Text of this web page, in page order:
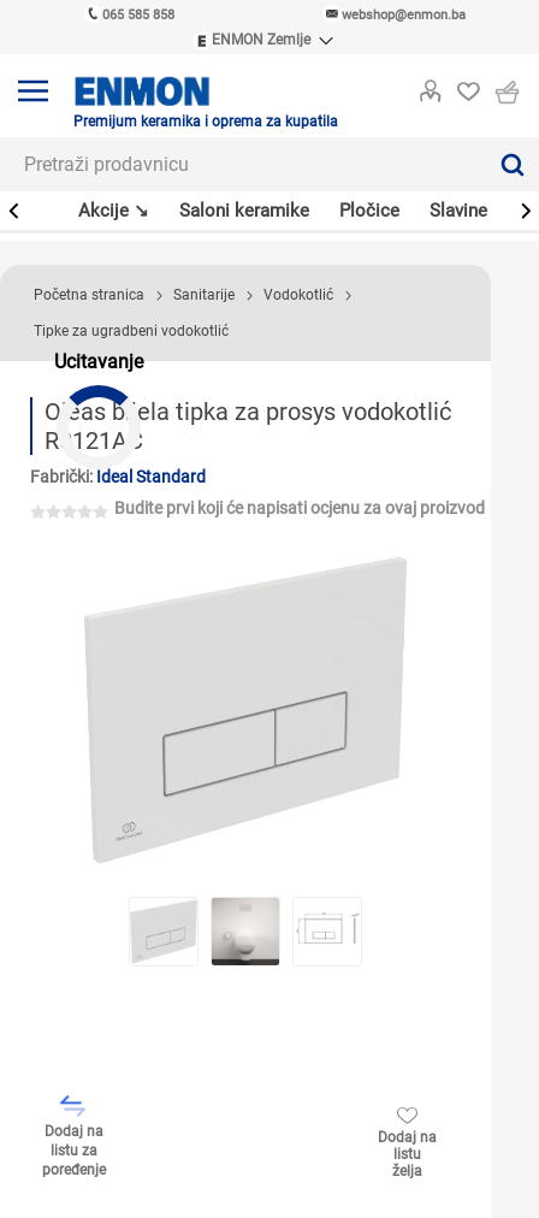
065 585 858 webshop@enmon.ba
ENMON Zemlje
ENMON MKD
Premijum keramika i oprema za kupatila
Akcije ↘ Saloni keramike Pločice Slavine
Ucitavanje
Početna stranica Sanitarije Vodokotlić
Tipke za ugradbeni vodokotlić
Oleas bijela tipka za prosys vodokotlić
R0121AC
Fabrički: Ideal Standard
Budite prvi koji će napisati ocjenu za ovaj proizvod
Dodaj na
listu za
poređenje
Dodaj na
listu
želja